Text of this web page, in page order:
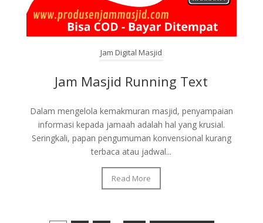
Jam Digital Masjid
Jam Masjid Running Text
Dalam mengelola kemakmuran masjid, penyampaian
informasi kepada jamaah adalah hal yang krusial.
Seringkali, papan pengumuman konvensional kurang
terbaca atau jadwal...
Read More